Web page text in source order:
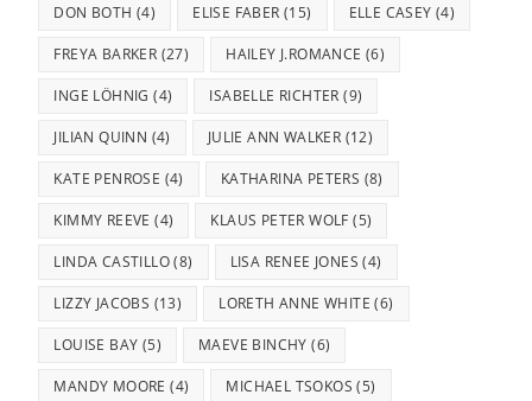
DON BOTH (4) ELISE FABER (15) ELLE CASEY (4)
FREYA BARKER (27) HAILEY J.ROMANCE (6)
INGE LÖHNIG (4) ISABELLE RICHTER (9)
JILIAN QUINN (4) JULIE ANN WALKER (12)
KATE PENROSE (4) KATHARINA PETERS (8)
KIMMY REEVE (4) KLAUS PETER WOLF (5)
LINDA CASTILLO(8) LISA RENEE JONES (4)
LIZZY JACOBS (13) LORETH ANNE WHITE (6)
LOUISE BAY (5) MAEVE BINCHY (6)
MANDY MOORE (4) MICHAEL TSOKOS (5)